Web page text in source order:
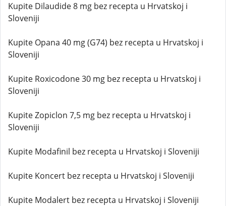
Kupite Dilaudide 8 mg bez recepta u Hrvatskoj i
Sloveniji
Kupite Opana 40 mg (G74) bez recepta u Hrvatskoj i
Sloveniji
Kupite Roxicodone 30 mg bez recepta u Hrvatskoj i
Sloveniji
Kupite Zopiclon 7,5 mg bez recepta u Hrvatskoj i
Sloveniji
Kupite Modafinil bez recepta u Hrvatskoj i Sloveniji
Kupite Koncert bez recepta u Hrvatskoj i Sloveniji
Kupite Modalert bez recepta u Hrvatskoj i Sloveniji